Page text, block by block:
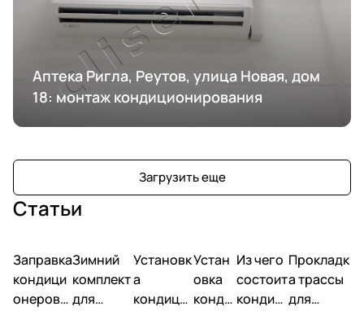
Аптека Ригла, Реутов, улица Новая, дом
18: монтаж кондиционирования
Загрузить еще
Статьи
Заправка
кондици
онеров
Зимний
комплект
для
Установк
а
кондици
Устан
овка
конди
Из чего
состоит
кондиц
Прокладк
а трассы
для